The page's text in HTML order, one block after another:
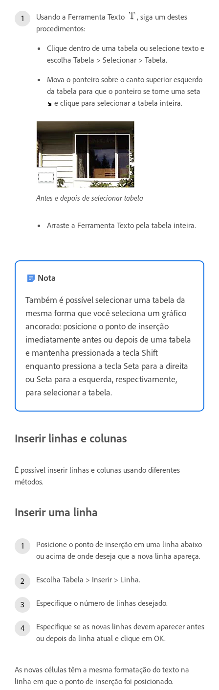
Usando a Ferramenta Texto
, siga um destes
procedimentos:
Clique dentro de uma tabela ou selecione texto e
escolha Tabela > Selecionar > Tabela.
Mova o ponteiro sobre o canto superior esquerdo
da tabela para que o ponteiro se torne uma seta
e clique para selecionar a tabela inteira.
Antes e depois de selecionar tabela
Arraste a Ferramenta Texto pela tabela inteira.
Nota
Também é possível selecionar uma tabela da
mesma forma que você seleciona um gráfico
ancorado: posicione o ponto de inserção
imediatamente antes ou depois de uma tabela
e mantenha pressionada a tecla Shift
enquanto pressiona a tecla Seta para a direita
ou Seta para a esquerda, respectivamente,
para selecionar a tabela.
Inserir linhas e colunas
É possível inserir linhas e colunas usando diferentes
métodos.
Inserir uma linha
Posicione o ponto de inserção em uma linha abaixo
ou acima de onde deseja que a nova linha apareça.
Escolha Tabela > Inserir > Linha.
Especifique o número de linhas desejado.
Especifique se as novas linhas devem aparecer antes
ou depois da linha atual e clique em OK.
As novas células têm a mesma formatação do texto na
linha em que o ponto de inserção foi posicionado.